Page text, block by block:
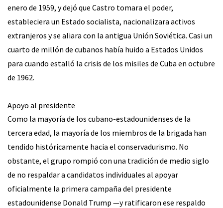
enero de 1959, y dejó que Castro tomara el poder,
estableciera un Estado socialista, nacionalizara activos
extranjeros y se aliara con la antigua Unión Soviética. Casi un
cuarto de millón de cubanos había huido a Estados Unidos
para cuando estalló la crisis de los misiles de Cuba en octubre
de 1962.
Apoyo al presidente
Como la mayoría de los cubano-estadounidenses de la
tercera edad, la mayoría de los miembros de la brigada han
tendido históricamente hacia el conservadurismo. No
obstante, el grupo rompió con una tradición de medio siglo
de no respaldar a candidatos individuales al apoyar
oficialmente la primera campaña del presidente
estadounidense Donald Trump —y ratificaron ese respaldo